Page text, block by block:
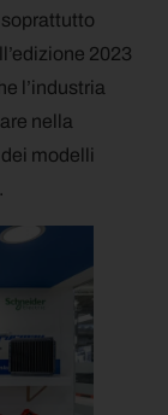
soprattutto
2023
l’industria
nella
modelli